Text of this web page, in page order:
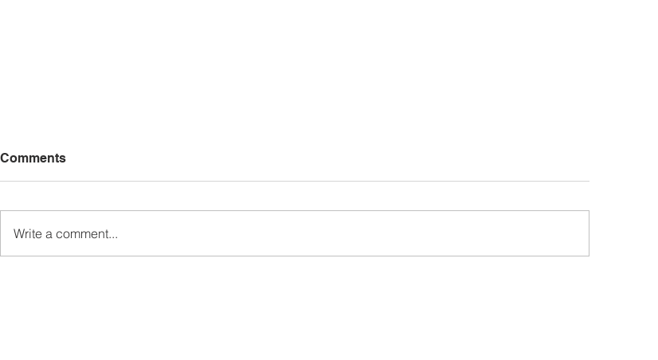
Comments
Write a comment...